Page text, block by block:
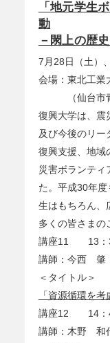
「地元学生
動
－閖上の歴
7月28日（土）
会場：東北工業
（仙台市青
復興大学は、震
及び今後のリー
復興支援、地域
災害ボランティ
た。平成30年
生はもちろん、
多くの皆さまの
講座11 13：
講師：今西 肇
＜タイトル＞
「資源循環を
講座12 14：
講師：木野 和